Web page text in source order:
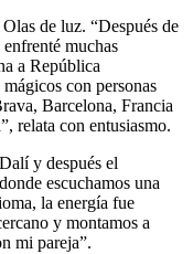
de luz. “Después de
muchas
a República
con personas
Barcelona, Francia
relata con entusiasmo.
y después el
escuchamos una
la energía fue
y montamos a
mi pareja”.